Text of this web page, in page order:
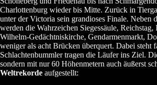
Charlottenburg wieder bis Mitte. Zurück in
unter der Victoria sein grandioses Finale. Neben
werden die Wahrzeichen Siegessäule,
Wilhelm-Gedächtniskirche, Gendarmenmarkt,
weniger als acht Brücken überquert. Dabei
Schlachtenbummler tragen die Läufer ins Ziel.
sondern mit nur 60 Höhenmetern auch äußerst
Weltrekorde aufgestellt: